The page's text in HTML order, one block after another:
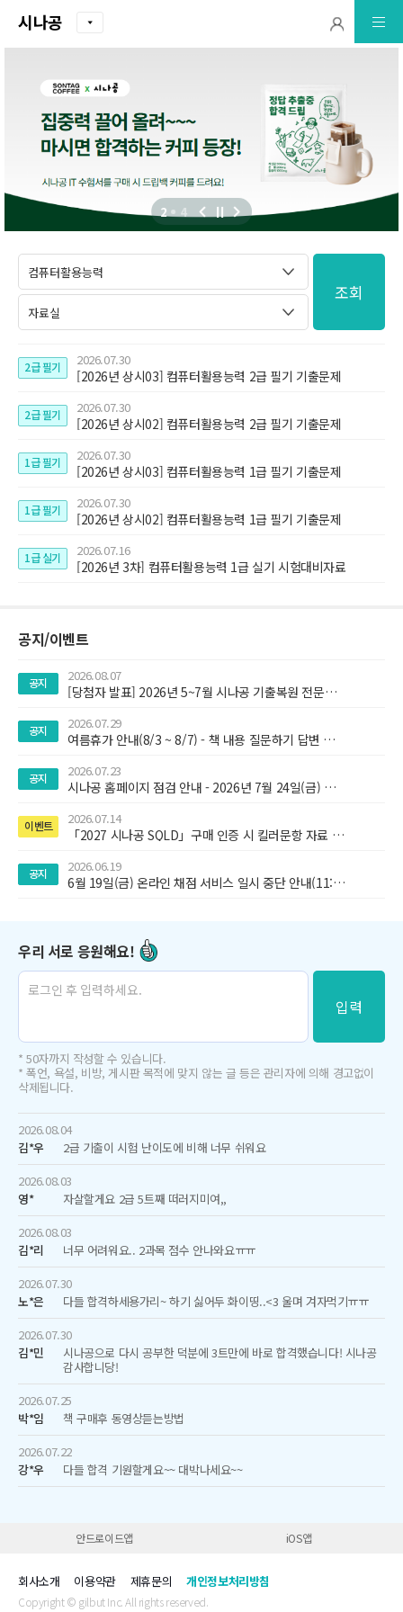
시나공
2 4
조회
2급 필기
[2026년 상시03] 컴퓨터활용능력 2급 필기 기출문제
2026.07.30
2급 필기
[2026년 상시02] 컴퓨터활용능력 2급 필기 기출문제
2026.07.30
1급 필기
[2026년 상시03] 컴퓨터활용능력 1급 필기 기출문제
2026.07.30
1급 필기
[2026년 상시02] 컴퓨터활용능력 1급 필기 기출문제
2026.07.30
1급 실기
[2026년 3차] 컴퓨터활용능력 1급 실기 시험대비자료
2026.07.16
공지/이벤트
공지
[당첨자 발표] 2026년 5~7월 시나공 기출복원 전문가 당첨 안내
2026.08.07
공지
여름휴가 안내(8/3 ~ 8/7) - 책 내용 질문하기 답변 지연 안내
2026.07.29
공지
시나공 홈페이지 점검 안내 - 2026년 7월 24일(금) 오전 9시
2026.07.23
이벤트
「2027 시나공 SQLD」구매 인증 시 킬러문항 자료 추가 제공!
2026.07.14
공지
6월 19일(금) 온라인 채점 서비스 일시 중단 안내(11:30~13:30)
2026.06.19
우리 서로 응원해요!
김*우 2급 기출이 시험 난이도에 비해 너무 쉬워요
2026.08.04
영* 자살할게요 2급 5트째 떠러지미여,,
2026.08.03
김*리 너무 어려워요.. 2과목 점수 안나와요ㅠㅠ
2026.08.03
노*은 다들 합격하세용가리~ 하기 싫어두 화이띵..<3 울며 겨자먹기ㅠㅠ
2026.07.30
김*민
시나공으로 다시 공부한 덕분에 3트만에 바로 합격했습니다! 시나공
감사합니당!
2026.07.30
박*임 책 구매후 동영상듣는방법
2026.07.25
강*우 다들 합격 기원할게요~~ 대박나세요~~
2026.07.22
* 50자까지 작성할 수 있습니다.
* 폭언, 욕설, 비방, 게시판 목적에 맞지 않는 글 등은 관리자에 의해 경고없이
삭제됩니다.
입력
안드로이드앱 iOS앱
Copyright © gilbut Inc. All rights reserved.
회사소개 이용약관 제휴문의 개인정보처리방침